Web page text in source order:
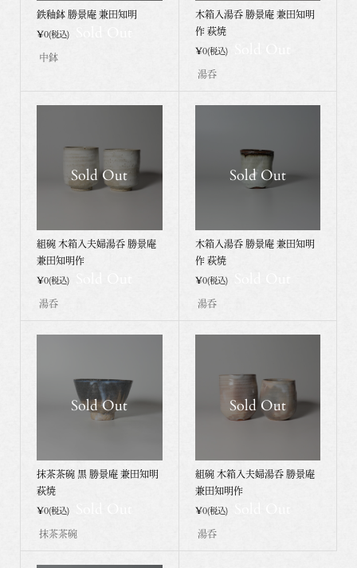
鉄釉鉢 勝景庵 兼田知明
¥0(税込)
中鉢
木箱入湯呑 勝景庵 兼田知明
作 萩焼
¥0(税込)
湯呑
Sold Out
組碗 木箱入夫婦湯呑 勝景庵
兼田知明作
¥0(税込)
湯呑
Sold Out
木箱入湯呑 勝景庵 兼田知明
作 萩焼
¥0(税込)
湯呑
Sold Out
抹茶茶碗 黒 勝景庵 兼田知明
萩焼
¥0(税込)
抹茶茶碗
Sold Out
組碗 木箱入夫婦湯呑 勝景庵
兼田知明作
¥0(税込)
湯呑